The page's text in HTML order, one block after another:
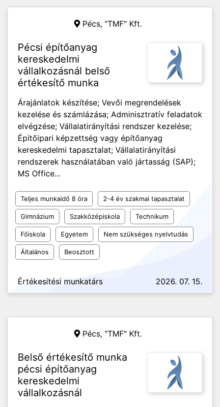
Pécs, "TMF" Kft.
Pécsi építőanyag
kereskedelmi
vállalkozásnál belső
értékesítő munka
Árajánlatok készítése; Vevői megrendelések
kezelése és számlázása; Adminisztratív feladatok
elvégzése; Vállalatirányítási rendszer kezelése;
Építőipari képzettség vagy építőanyag
kereskedelmi tapasztalat; Vállalatirányítási
rendszerek használatában való jártasság (SAP);
MS Office...
Teljes munkaidő 8 óra 2-4 év szakmai tapasztalat
Gimnázium Szakközépiskola Technikum
Főiskola Egyetem Nem szükséges nyelvtudás
Általános Beosztott
Értékesítési munkatárs 2026. 07. 15.
Pécs, "TMF" Kft.
Belső értékesítő munka
pécsi építőanyag
kereskedelmi
vállalkozásnál